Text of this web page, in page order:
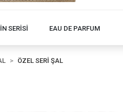
SERİSİ EAU DE PARFUM
ÖZEL SERİ ŞAL